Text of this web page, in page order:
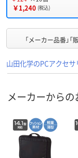
￥1,240 (税込)
「メーカー品番」
山田化学のPCアクセ
メーカーから